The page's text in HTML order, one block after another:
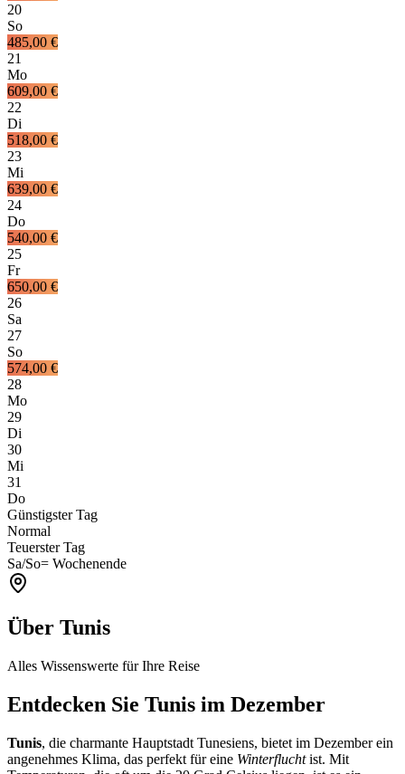
20
So
485,00 €
21
Mo
609,00 €
22
Di
518,00 €
23
Mi
639,00 €
24
Do
540,00 €
25
Fr
650,00 €
26
Sa
27
So
574,00 €
28
Mo
29
Di
30
Mi
31
Do
Günstigster Tag
Normal
Teuerster Tag
Sa/So= Wochenende
Über Tunis
Alles Wissenswerte für Ihre Reise
Entdecken Sie Tunis im Dezember
Tunis, die charmante Hauptstadt Tunesiens, bietet im Dezember ein
angenehmes Klima, das perfekt für eine Winterfluchtist. Mit